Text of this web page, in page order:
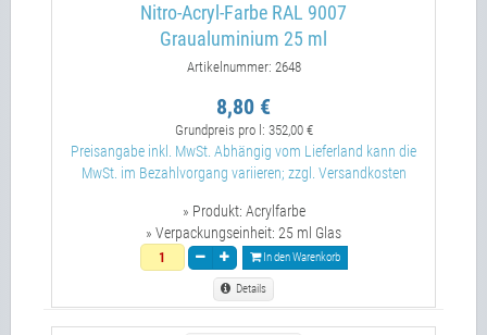
Nitro-Acryl-Farbe RAL 9007
Graualuminium 25 ml
Artikelnummer: 2648
8,80 €
Grundpreis pro l: 352,00 €
Preisangabe inkl. MwSt. Abhängig vom Lieferland kann die
MwSt. im Bezahlvorgang variieren; zzgl. Versandkosten
» Produkt: Acrylfarbe
» Verpackungseinheit: 25 ml Glas
In den Warenkorb
Details